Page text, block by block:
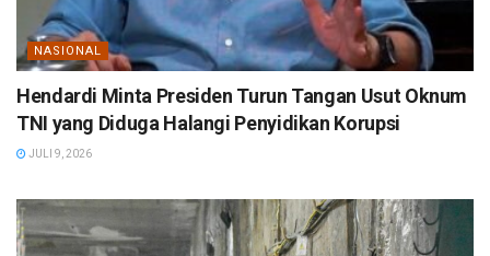
NASIONAL
Hendardi Minta Presiden Turun Tangan Usut Oknum
TNI yang Diduga Halangi Penyidikan Korupsi
JULI 9, 2026